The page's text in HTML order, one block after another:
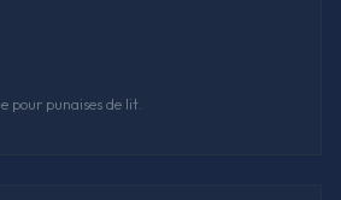
pour punaises de lit.